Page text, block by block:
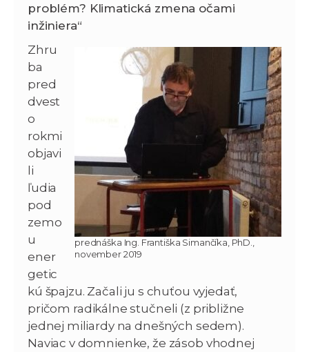
problém? Klimatická zmena očami
inžiniera“
prednáška Ing. Františka Simančíka, PhD.,
november 2019
Zhru
ba
pred
dvest
o
rokmi
objavi
li
ľudia
pod
zemo
u
ener
getic
kú špajzu. Začali ju s chuťou vyjedať,
pričom radikálne stučneli (z približne
jednej miliardy na dnešných sedem).
Naviac v domnienke, že zásob vhodnej